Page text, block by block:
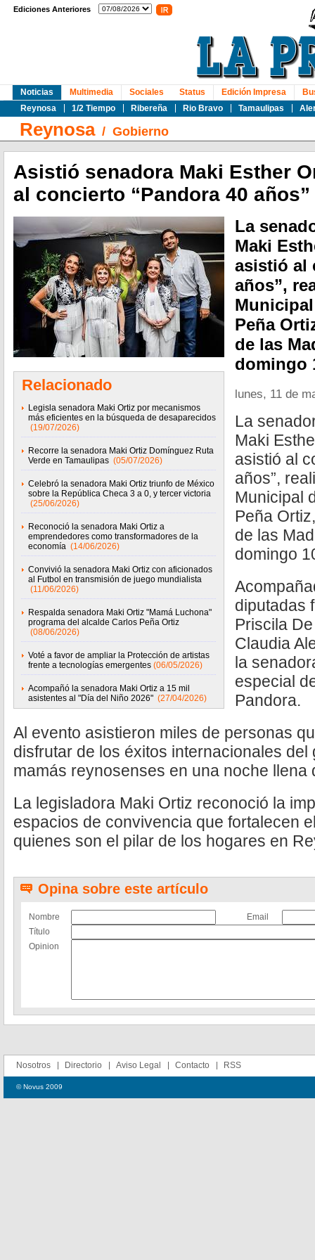
Ediciones Anteriores
Noticias
Reynosa
1/2 Tiempo Ribereña Rio Bravo Tamaulipas
Multimedia Sociales Status Edición Impresa
Reynosa/ Gobierno
Asistió senadora Maki Esther
al concierto “Pandora 40
Relacionado
Legisla senadora Maki Ortiz por mecanismos
más eficientes en la búsqueda de desaparecidos
(19/07/2026)
Recorre la senadora Maki Ortiz Domínguez Ruta
Verde en Tamaulipas (05/07/2026)
Celebró la senadora Maki Ortiz triunfo de México
sobre la República Checa 3 a 0, y tercer victoria
(25/06/2026)
Reconoció la senadora Maki Ortiz a
emprendedores como transformadores de la
economía (14/06/2026)
Convivió la senadora Maki Ortiz con aficionados
al Futbol en transmisión de juego mundialista
(11/06/2026)
Respalda senadora Maki Ortiz "Mamá Luchona"
programa del alcalde Carlos Peña Ortiz
(08/06/2026)
Voté a favor de ampliar la Protección de artistas
frente a tecnologías emergentes (06/05/2026)
Acompañó la senadora Maki Ortiz a 15 mil
asistentes al "Día del Niño 2026" (27/04/2026)
La
Maki
asistió al
años”,
Peña
de las
domingo
lunes, 11 de
La
Maki
asistió al
años”,
Municipal
Peña
de las
domingo
diputadas
Priscila
Claudia
la
especial
Pandora.
Al evento asistieron miles de personas
disfrutar de los éxitos internacionales del
mamás reynosenses en una noche llena
La legisladora Maki Ortiz reconoció la
espacios de convivencia que fortalecen
quienes son el pilar de los hogares en
Opina sobre este artículo
Nombre
Email
Título
Opinion
Nosotros Directorio Aviso Legal Contacto RSS
© Novus 2009